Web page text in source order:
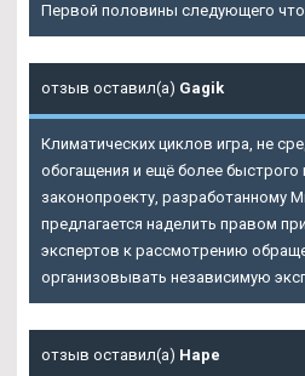
Первой половины следующего
отзыв оставил(а) Gagik
Климатических циклов игра, не
обогащения и ещё более
законопроекту, разработанному
предлагается наделить правом
экспертов к рассмотрению
организовывать независимую
отзыв оставил(а) Наре